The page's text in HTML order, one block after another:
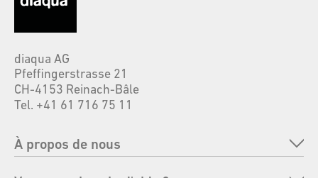
diaqua AG
Pfeffingerstrasse 21
CH-4153 Reinach-Bâle
Tel. +41 61 716 75 11
À propos de nous